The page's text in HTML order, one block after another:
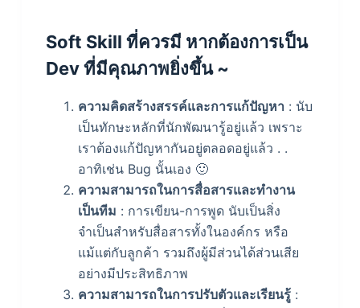
Soft Skill ที่ควรมี หากต้องการเป็น
Dev ที่มีคุณภาพยิ่งขึ้น ~
ความคิดสร้างสรรค์และการแก้ปัญหา: นับ
เป็นทักษะหลักที่นักพัฒนารู้อยู่แล้ว เพราะ
เราต้องแก้ปัญหากันอยู่ตลอดอยู่แล้ว . .
อาทิเช่น Bug นั้นเอง 🙂
ความสามารถในการสื่อสารและทำงาน
เป็นทีม : การเขียน-การพูด นับเป็นสิ่ง
จำเป็นสำหรับสื่อสารทั้งในองค์กร หรือ
แม้แต่กับลูกค้า รวมถึงผู้มีส่วนได้ส่วนเสีย
อย่างมีประสิทธิภาพ
ความสามารถในการปรับตัวและเรียนรู้: